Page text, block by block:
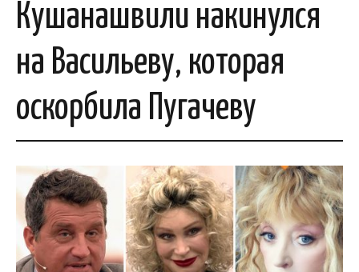
Кушанашвили накинулся
на Васильеву, которая
оскорбила Пугачеву